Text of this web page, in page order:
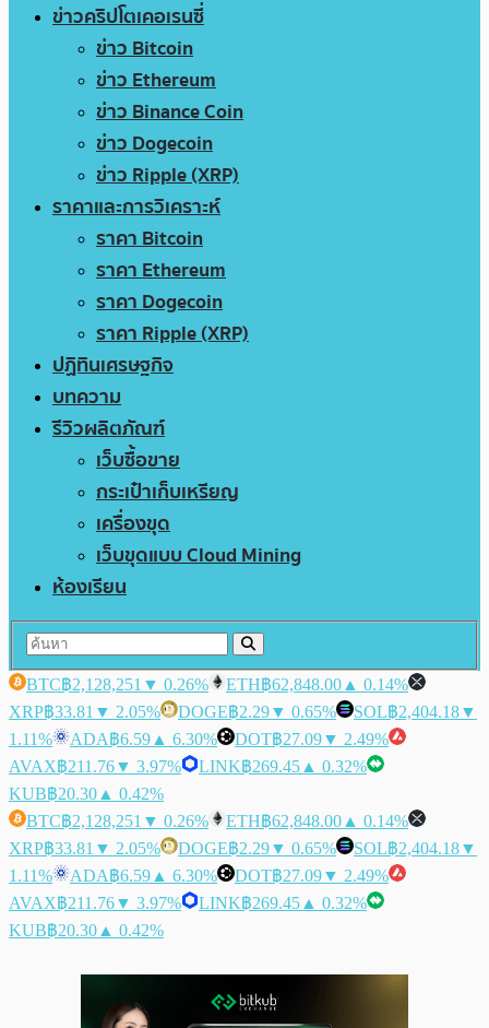
ข่าวคริปโตเคอเรนซี่
ข่าว Bitcoin
ข่าว Ethereum
ข่าว Binance Coin
ข่าว Dogecoin
ข่าว Ripple (XRP)
ราคาและการวิเคราะห์
ราคา Bitcoin
ราคา Ethereum
ราคา Dogecoin
ราคา Ripple (XRP)
ปฏิทินเศรษฐกิจ
บทความ
รีวิวผลิตภัณฑ์
เว็บซื้อขาย
กระเป๋าเก็บเหรียญ
เครื่องขุด
เว็บขุดแบบ Cloud Mining
ห้องเรียน
BTC฿2,128,251 ▼ 0.26% ETH฿62,848.00 ▲ 0.14%
XRP฿33.81 ▼ 2.05% DOGE฿2.29▼ 0.65% SOL฿2,404.18▼
1.11%
ADA฿6.59 ▲ 6.30% DOT฿27.09▼ 2.49%
AVAX฿211.76▼ 3.97% LINK฿269.45 ▲ 0.32%
KUB฿20.30 ▲ 0.42%
BTC฿2,128,251 ▼ 0.26% ETH฿62,848.00 ▲ 0.14%
XRP฿33.81 ▼ 2.05% DOGE฿2.29▼ 0.65% SOL฿2,404.18▼
1.11%
ADA฿6.59 ▲ 6.30% DOT฿27.09▼ 2.49%
AVAX฿211.76▼ 3.97% LINK฿269.45 ▲ 0.32%
KUB฿20.30 ▲ 0.42%